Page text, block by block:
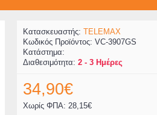
Κατασκευαστής: TELEMAX
Κωδικός Προϊόντος: VC-3907GS
Κατάστημα:
Διαθεσιμότητα: 2 - 3 Ημέρες
34,90€
Χωρίς ΦΠΑ: 28,15€